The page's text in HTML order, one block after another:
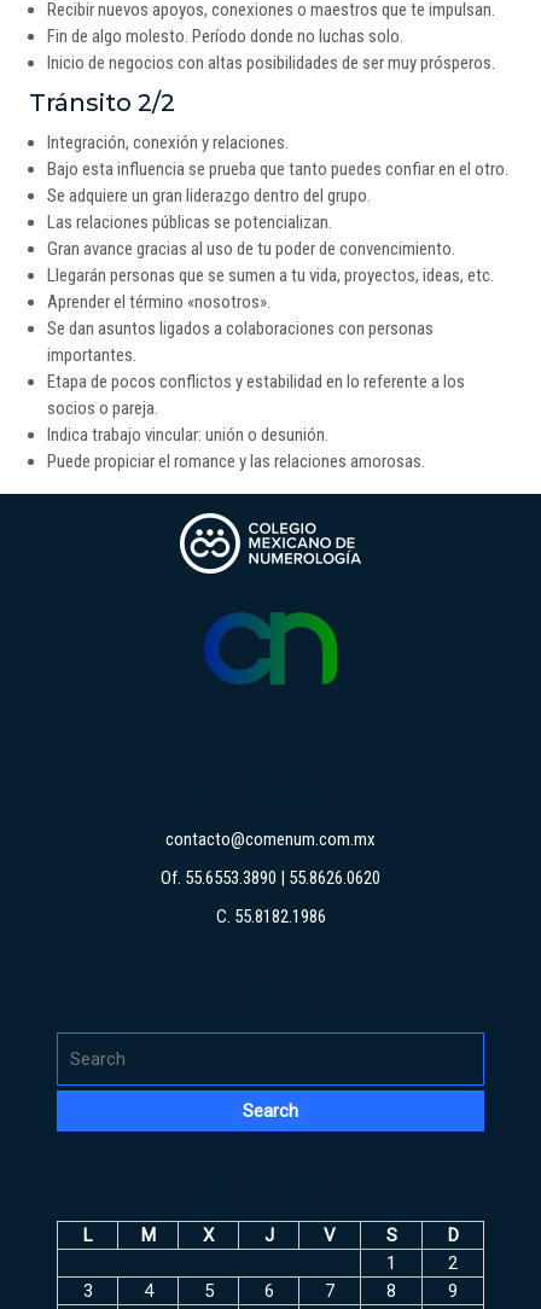
Recibir nuevos apoyos, conexiones o maestros que te impulsan.
Fin de algo molesto. Período donde no luchas solo.
Inicio de negocios con altas posibilidades de ser muy prósperos.
Tránsito 2/2
Integración, conexión y relaciones.
Bajo esta influencia se prueba que tanto puedes confiar en el otro.
Se adquiere un gran liderazgo dentro del grupo.
Las relaciones públicas se potencializan.
Gran avance gracias al uso de tu poder de convencimiento.
Llegarán personas que se sumen a tu vida, proyectos, ideas, etc.
Aprender el término «nosotros».
Se dan asuntos ligados a colaboraciones con personas
importantes.
Etapa de pocos conflictos y estabilidad en lo referente a los
socios o pareja.
Indica trabajo vincular: unión o desunión.
Puede propiciar el romance y las relaciones amorosas.
contacto@comenum.com.mx
Of. 55.6553.3890 | 55.8626.0620
C. 55.8182.1986
for:
L M X J V S
D
1
2
3
4 5 6 7 8
9